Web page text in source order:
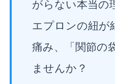
がらない本当の
エプロンの紐
痛み、「関節の
ませんか？